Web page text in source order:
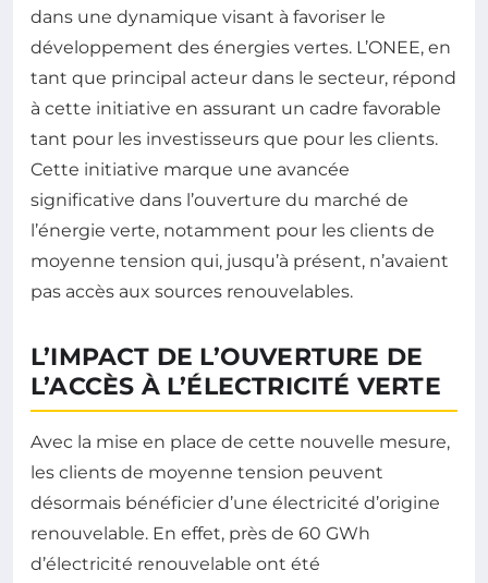
dans une dynamique visant à favoriser le
développement des énergies vertes. L’ONEE, en
tant que principal acteur dans le secteur, répond
à cette initiative en assurant un cadre favorable
tant pour les investisseurs que pour les clients.
Cette initiative marque une avancée
significative dans l’ouverture du marché de
l’énergie verte, notamment pour les clients de
moyenne tension qui, jusqu’à présent, n’avaient
pas accès aux sources renouvelables.
L’IMPACT DE L’OUVERTURE DE
L’ACCÈS À L’ÉLECTRICITÉ VERTE
Avec la mise en place de cette nouvelle mesure,
les clients de moyenne tension peuvent
désormais bénéficier d’une électricité d’origine
renouvelable. En effet, près de 60 GWh
d’électricité renouvelable ont été